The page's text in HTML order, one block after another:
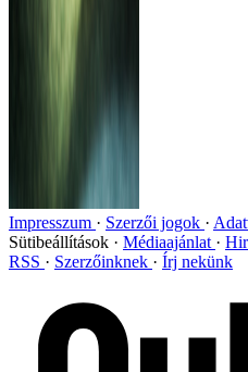
Impresszum Szerzői jogok
Sütibeállítások
Médiaajánlat
RSS
Szerzőinknek Írj nekünk